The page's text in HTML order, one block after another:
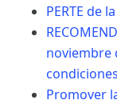
PERTE de
noviembre
Promover